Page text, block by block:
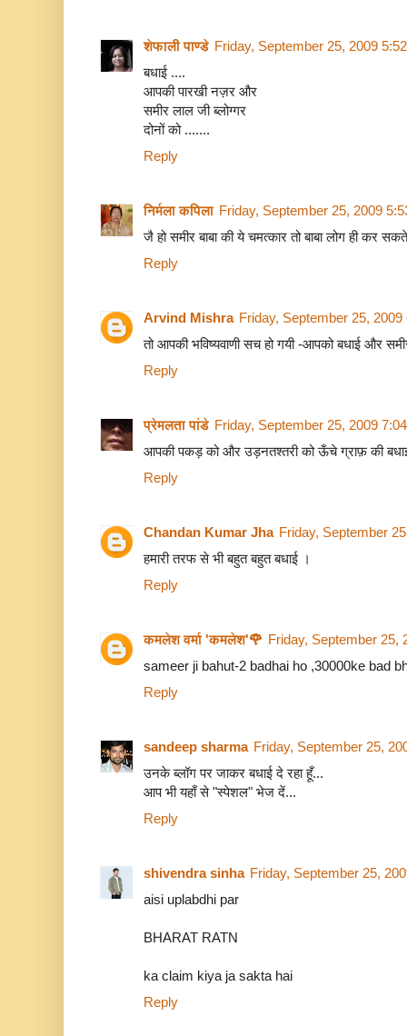
शेफाली पाण्डे Friday, September 25, 2009
बधाई ....
आपकी पारखी नज़र और
समीर लाल जी ब्लोग्गर
दोनों को .......
Reply
निर्मला कपिला Friday, September 25, 2009
जै हो समीर बाबा की ये चमत्कार तो बाबा लोग ही कर
Reply
Arvind Mishra Friday, September 25,
तो आपकी भविष्यवाणी सच हो गयी -आपको बधाई और
Reply
प्रेमलता पांडे Friday, September 25, 2009
आपकी पकड़ को और उड़नतश्तरी को ऊँचे ग्राफ़ की
Reply
Chandan Kumar Jha Friday, September
हमारी तरफ से भी बहुत बहुत बधाई ।
Reply
कमलेश वर्मा 'कमलेश'🌹 Friday, September 25,
sameer ji bahut-2 badhai ho ,30000ke bad
Reply
sandeep sharma Friday, September 25,
उनके ब्लॉग पर जाकर बधाई दे रहा हूँ...
आप भी यहाँ से "स्पेशल" भेज दें...
Reply
shivendra sinha Friday, September 25,
aisi uplabdhi par
BHARAT RATN
ka claim kiya ja sakta hai
Reply